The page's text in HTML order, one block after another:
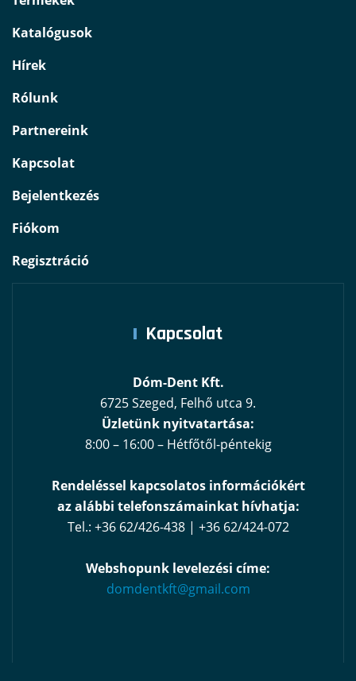
Katalógusok
Hírek
Rólunk
Partnereink
Kapcsolat
Bejelentkezés
Fiókom
Regisztráció
Kapcsolat
Dóm-Dent Kft.
6725 Szeged, Felhő utca 9.
Üzletünk nyitvatartása:
8:00 – 16:00 – Hétfőtől-péntekig
Rendeléssel kapcsolatos információkért
az alábbi telefonszámainkat hívhatja:
Tel.: +36 62/426-438 | +36 62/424-072
Webshopunk levelezési címe:
domdentkft@gmail.com